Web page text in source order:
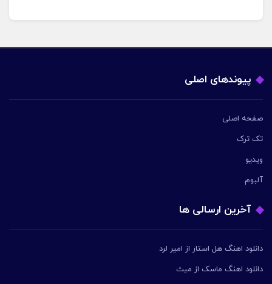
پیوندهای اصلی
صفحه اصلی
تک ترک
ویدیو
آلبوم
آخرین ارسالی ها
دانلود اهنگ هل استار از امیر لرد
دانلود اهنگ ماسک از میث